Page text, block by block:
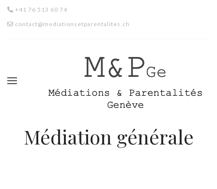
+41 76 513 60 74
contact@mediationsetparentalites.ch
Médiation générale